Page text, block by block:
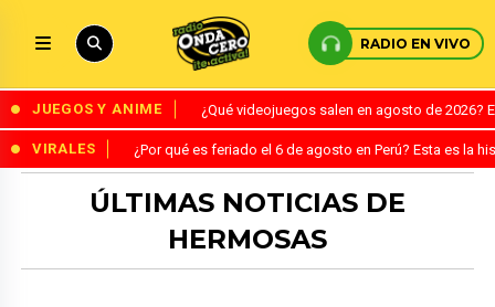
RADIO EN VIVO
JUEGOS Y ANIME ¿Qué videojuegos salen en agosto de
VIRALES ¿Por qué es feriado el 6 de agosto en Perú? Esta es la
ÚLTIMAS NOTICIAS DE
HERMOSAS